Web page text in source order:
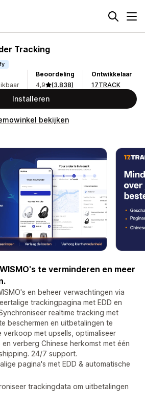
Tracking
Beoordeling
4,9
(3.838)
Ontwikkelaar
17TRACK
Installeren
bekijken
te verminderen en meer
en beheer verwachtingen via
trackingpagina met EDD en
realtime tracking met
beschermen en uitbetalingen te
verkoop met upsells, optimaliseer
verberg Chinese herkomst met één
24/7 support.
pagina's met EDD & automatische
trackingdata om uitbetalingen